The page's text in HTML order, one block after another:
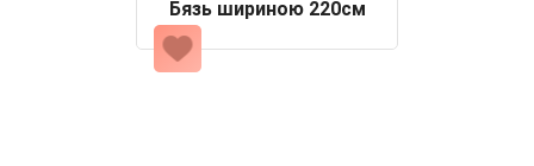
Бязь шириною 220см